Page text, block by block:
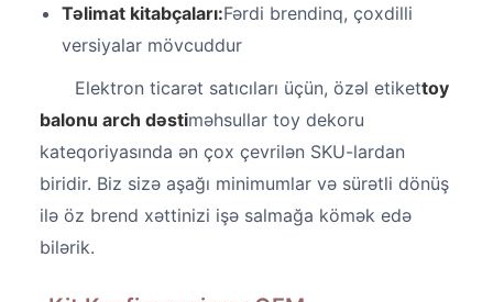
Təlimat kitabçaları:Fərdi brendinq, çoxdilli
versiyalar mövcuddur
Elektron ticarət satıcıları üçün, özəl etikettoy
balonu arch dəstiməhsullar toy dekoru
kateqoriyasında ən çox çevrilən SKU-lardan
biridir. Biz sizə aşağı minimumlar və sürətli dönüş
ilə öz brend xəttinizi işə salmağa kömək edə
bilərik.